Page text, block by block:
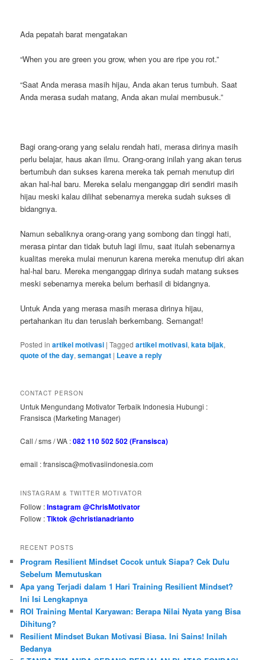
Ada pepatah barat mengatakan
“When you are green you grow, when you are ripe you rot.”
“Saat Anda merasa masih hijau, Anda akan terus tumbuh. Saat
Anda merasa sudah matang, Anda akan mulai membusuk.”
Bagi orang-orang yang selalu rendah hati, merasa dirinya masih
perlu belajar, haus akan ilmu. Orang-orang inilah yang akan terus
bertumbuh dan sukses karena mereka tak pernah menutup diri
akan hal-hal baru. Mereka selalu menganggap diri sendiri masih
hijau meski kalau dilihat sebenarnya mereka sudah sukses di
bidangnya.
Namun sebaliknya orang-orang yang sombong dan tinggi hati,
merasa pintar dan tidak butuh lagi ilmu, saat itulah sebenarnya
kualitas mereka mulai menurun karena mereka menutup diri akan
hal-hal baru. Mereka menganggap dirinya sudah matang sukses
meski sebenarnya mereka belum berhasil di bidangnya.
Untuk Anda yang merasa masih merasa dirinya hijau,
pertahankan itu dan teruslah berkembang. Semangat!
Posted in artikel motivasi |Tagged artikel motivasi,kata bijak,
quote of the day,semangat | Leave a reply
CONTACT PERSON
Untuk Mengundang Motivator Terbaik Indonesia Hubungi :
Fransisca (Marketing Manager)
Call / sms / WA :082 110 502 502 (Fransisca)
email : fransisca@motivasiindonesia.com
INSTAGRAM & TWITTER MOTIVATOR
Follow :Instagram @ChrisMotivator
Follow :Tiktok @christianadrianto
RECENT POSTS
Program Resilient Mindset Cocok untuk Siapa? Cek Dulu
Sebelum Memutuskan
Apa yang Terjadi dalam 1 Hari Training Resilient Mindset?
Ini Isi Lengkapnya
ROI Training Mental Karyawan: Berapa Nilai Nyata yang Bisa
Dihitung?
Resilient Mindset Bukan Motivasi Biasa. Ini Sains! Inilah
Bedanya